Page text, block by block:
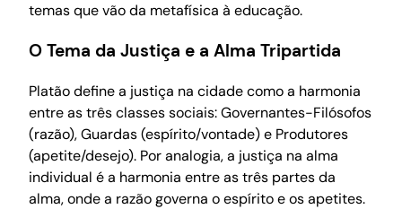
temas que vão da metafísica à educação.
O Tema da Justiça e a Alma Tripartida
Platão define a justiça na cidade como a harmonia
entre as três classes sociais: Governantes-Filósofos
(razão), Guardas (espírito/vontade) e Produtores
(apetite/desejo). Por analogia, a justiça na alma
individual é a harmonia entre as três partes da
alma, onde a razão governa o espírito e os apetites.